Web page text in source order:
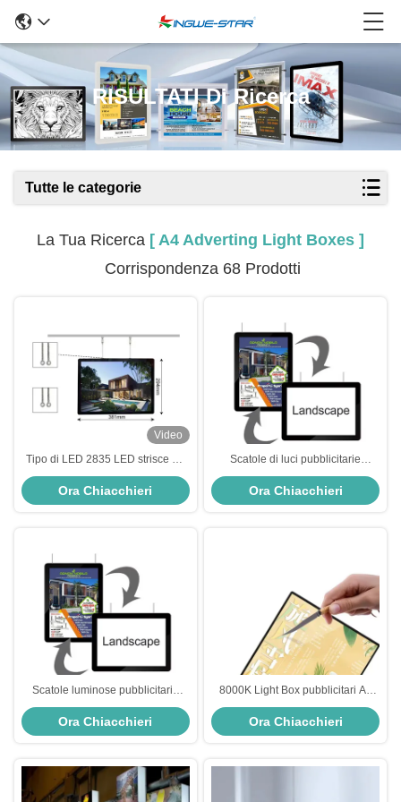
RISULTATI Di Ricerca
Tutte le categorie
La Tua Ricerca [ A4 Adverting Light Boxes ]
Corrispondenza 68 Prodotti
Video
Tipo di LED 2835 LED strisce A4
210mm*297mm Scatole luminose
pubblicitarie per una pubblicità
efficace
Ora Chiacchieri
Scatole di luci pubblicitarie
personalizzate La soluzione
pubblicitaria perfetta con
risparmio energetico
Ora Chiacchieri
Scatole luminose pubblicitarie
ultra-sottili Risparmio energetico
fino al 70% 80000 ore Durata di
vita
Ora Chiacchieri
8000K Light Box pubblicitari A4
210mm X 297mm Light Box slim
pubblicitari
Ora Chiacchieri